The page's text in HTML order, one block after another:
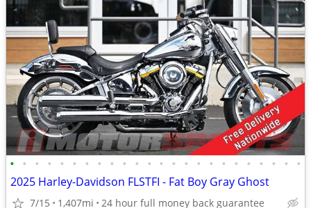
• • • • • • • • • • • • • • • • • • • • • • • •
2025 Harley-Davidson FLSTFI - Fat Boy Gray Ghost
7/15 1,407mi 24 hour full money back guarantee